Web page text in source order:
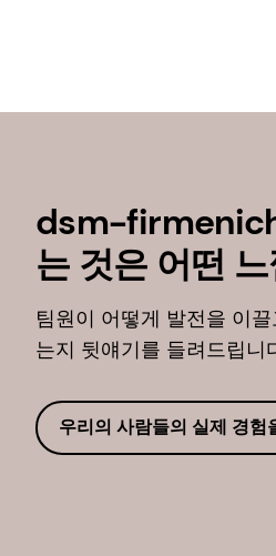
dsm-
는 것은 어떤
팀원이 어떻게 발전을 이
는지 뒷얘기를 들려드립니
우리의 사람들의 실제 경험